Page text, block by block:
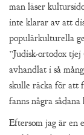
man läser
inte klarar av att
populärkulturella
”Judisk-ortodox
avhandlat i så
skulle räcka för att
fanns några sådana
Eftersom jag är en